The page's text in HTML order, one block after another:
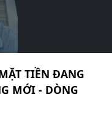
TIỀN ĐANG
MỚI - DÒNG